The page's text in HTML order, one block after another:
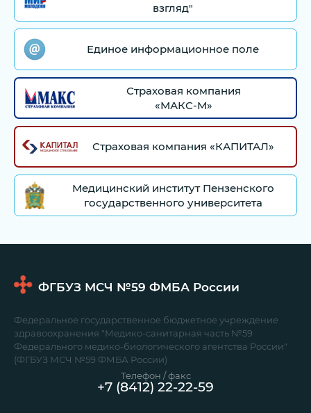
взгляд"
Единое информационное поле
Страховая компания
«МАКС-М»
Страховая компания «КАПИТАЛ»
Медицинский институт Пензенского
государственного университета
ФГБУЗ МСЧ №59 ФМБА России
Федеральное государственное бюджетное учреждение
здравоохранения "Медико-санитарная часть №59
Федерального медико-биологического агентства России"
(ФГБУЗ МСЧ №59 ФМБА России)
Телефон / факс
+7 (8412) 22-22-59